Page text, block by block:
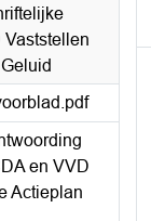
en VVD
Actieplan